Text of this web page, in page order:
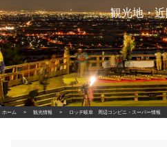
観光地・
ホーム 観光情報 ロッヂ岐阜 周辺コンビニ・スーパー情報